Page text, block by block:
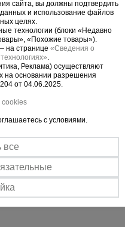
секцию
пятки (особенно
или
надежные и
размеров до
сайта, вы должны подтвердить
и использование файлов
целях.
технологии (блоки «Недавно
«Похожие товары»).
на странице «Сведения о
Реклама) осуществляют
на основании разрешения
от 04.06.2025.
с условиями.
все